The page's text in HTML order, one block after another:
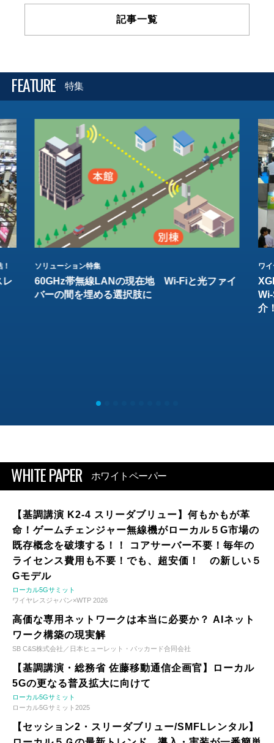
記事一覧
FEATURE 特集
レ
ソリューション特集
60GHz帯無線LANの現在地 Wi-Fiと光ファイ
バーの間を埋める選択肢に
ワ
介
WHITE PAPER ホワイトペーパー
【基調講演 K2-4 スリーダブリュー】何もかもが革
命！ゲームチェンジャー無線機がローカル５G市場の
既存概念を破壊する！！ コアサーバー不要！毎年の
ライセンス費用も不要！でも、超安価！ の新しい５
Gモデル
ローカル5Gサミット
ワイヤレスジャパン×WTP 2026
高価な専用ネットワークは本当に必要か？ AIネット
ワーク構築の現実解
SB C&S株式会社／日本ヒューレット・パッカード合同会社
【基調講演・総務省 佐藤移動通信企画官】ローカル
5Gの更なる普及拡大に向けて
ローカル5Gサミット
ローカル5Gサミット2025
【セッション2・スリーダブリュー/SMFLレンタル】